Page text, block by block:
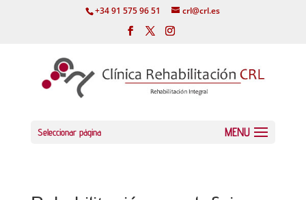
+34 91 575 96 51 crl@crl.es
Seleccionar página